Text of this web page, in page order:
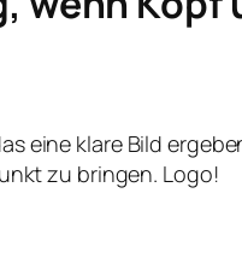
eine klare Bild
zu bringen. Logo!